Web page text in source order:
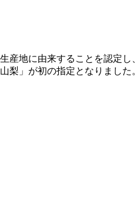
産地に由来することを認定し、
梨」が初の指定となりました。